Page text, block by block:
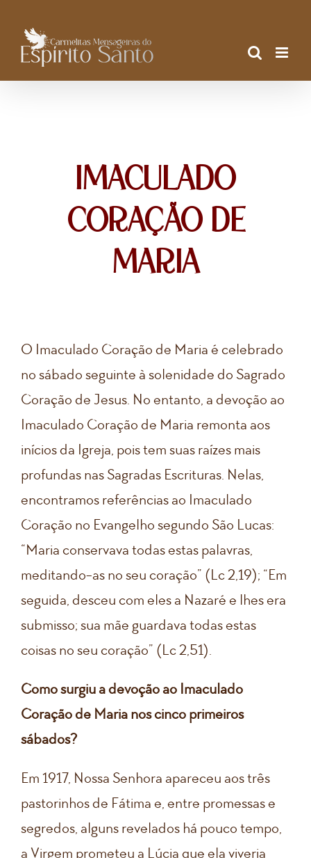
IMACULADO
CORAÇÃO DE
MARIA
O Imaculado Coração de Maria é celebrado
no sábado seguinte à solenidade do Sagrado
Coração de Jesus. No entanto, a devoção ao
Imaculado Coração de Maria remonta aos
inícios da Igreja, pois tem suas raízes mais
profundas nas Sagradas Escrituras. Nelas,
encontramos referências ao Imaculado
Coração no Evangelho segundo São Lucas:
“Maria conservava todas estas palavras,
meditando-as no seu coração” (Lc 2,19); “Em
seguida, desceu com eles a Nazaré e lhes era
submisso; sua mãe guardava todas estas
coisas no seu coração” (Lc 2,51).
Como surgiu a devoção ao Imaculado
Coração de Maria nos cinco primeiros
sábados?
Em 1917, Nossa Senhora apareceu aos três
pastorinhos de Fátima e, entre promessas e
segredos, alguns revelados há pouco tempo,
a Virgem prometeu a Lúcia que ela viveria